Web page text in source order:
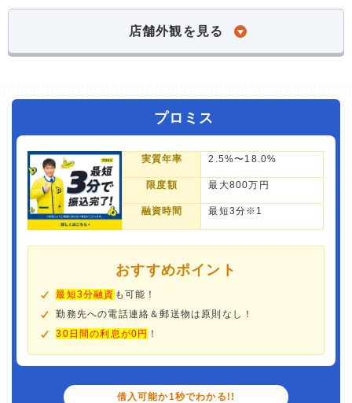
店舗外観を見る
プロミス
実質年率 2.5%〜18.0%
限度額 最大800万円
融資時間 最短3分※1
おすすめポイント
最短3分融資 も可能！
勤務先への電話連絡＆郵送物は原則なし！
30日間の利息が0円 ！
借入可能か1秒でわかる!!